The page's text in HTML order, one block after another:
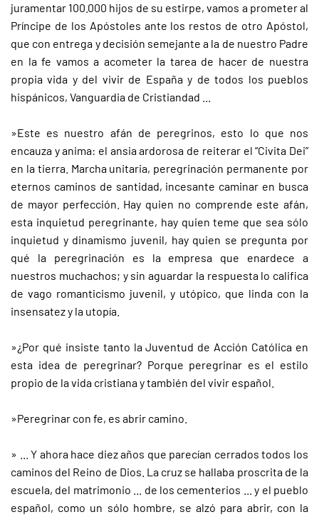
juramentar 100.000 hijos de su estirpe, vamos a prometer al
Príncipe de los Apóstoles ante los restos de otro Apóstol,
que con entrega y decisión semejante a la de nuestro Padre
en la fe vamos a acometer la tarea de hacer de nuestra
propia vida y del vivir de España y de todos los pueblos
hispánicos, Vanguardia de Cristiandad ...
»Este es nuestro afán de peregrinos, esto lo que nos
encauza y anima: el ansia ardorosa de reiterar el “Civita Dei”
en la tierra. Marcha unitaria, peregrinación permanente por
eternos caminos de santidad, incesante caminar en busca
de mayor perfección. Hay quien no comprende este afán,
esta inquietud peregrinante, hay quien teme que sea sólo
inquietud y dinamismo juvenil, hay quien se pregunta por
qué la peregrinación es la empresa que enardece a
nuestros muchachos; y sin aguardar la respuesta lo califica
de vago romanticismo juvenil, y utópico, que linda con la
insensatez y la utopía.
»¿Por qué insiste tanto la Juventud de Acción Católica en
esta idea de peregrinar? Porque peregrinar es el estilo
propio de la vida cristiana y también del vivir español.
»Peregrinar con fe, es abrir camino.
» ... Y ahora hace diez años que parecían cerrados todos los
caminos del Reino de Dios. La cruz se hallaba proscrita de la
escuela, del matrimonio ... de los cementerios ... y el pueblo
español, como un sólo hombre, se alzó para abrir, con la